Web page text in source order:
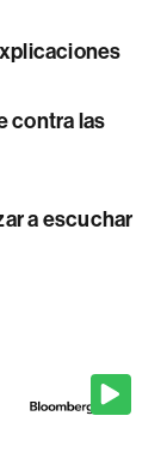
contra las
a escuchar